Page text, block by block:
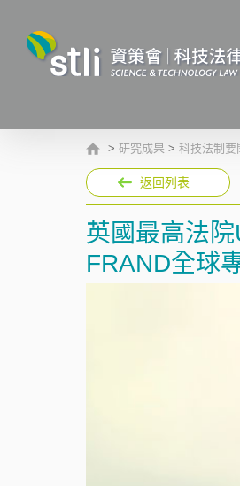
> 研究成果 > 科技法制要
返回列表
英國最高法
FRAND全球